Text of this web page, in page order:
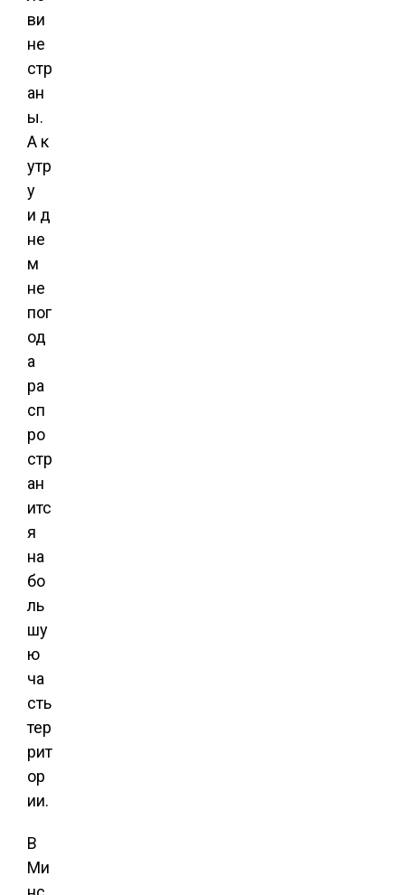
ви
не
стр
ан
ы.
А к
утр
у
и д
не
м
не
пог
од
а
ра
сп
ро
стр
ан
итс
я
на
бо
ль
шу
ю
ча
сть
тер
рит
ор
ии.
В
Ми